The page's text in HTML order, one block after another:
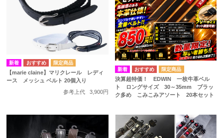
【marie claine】マリクレール レディ
ース メッシュ ベルト 20個入り
参考上代
3,900円
決算超特価！ EDWIN 一枚牛革ベル
ト ロングサイズ 30～35mm ブラッ
ク多め こみこみアソート 20本セット